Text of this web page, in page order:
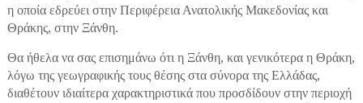
η οποία εδρεύει στην Περιφέρεια Ανατολικής Μακεδονίας και
Θράκης, στην Ξάνθη.
Θα ήθελα να σας επισημάνω ότι η Ξάνθη, και γενικότερα η Θράκη,
λόγω της γεωγραφικής τους θέσης στα σύνορα της Ελλάδας,
διαθέτουν ιδιαίτερα χαρακτηριστικά που προσδίδουν στην περιοχή